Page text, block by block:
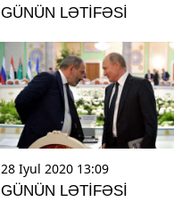
GÜNÜN LƏTİFƏSİ
28 Iyul 2020 13:09
GÜNÜN LƏTİFƏSİ